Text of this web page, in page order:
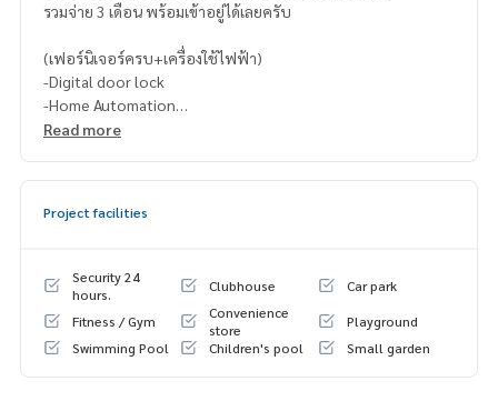
รวมจ่าย 3 เดือน พร้อมเข้าอยู่ได้เลยครับ
(เฟอร์นิเจอร์ครบ+เครื่องใช้ไฟฟ้า)
-Digital door lock
-Home Automation
-Walk-in closet
-ฉากกั้นอาบน้ำ
-ชุดโต๊ะเครื่องแป้ง
-ตู้รองเท้า
-เตาไฟฟ้า
-เตียงนอน 5 ฟุต
-โต๊ะทำงาน
Read more
Project facilities
Security 24
hours.
Clubhouse
Car park
Fitness / Gym
Convenience
store
Playground
Swimming Pool
Children's pool Small garden